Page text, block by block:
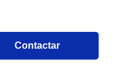
Contactar